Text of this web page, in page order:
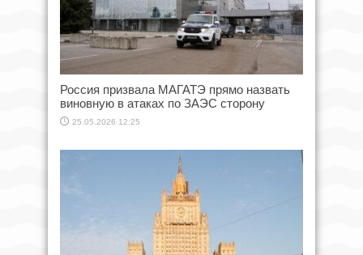
Россия призвала МАГАТЭ прямо назвать
виновную в атаках по ЗАЭС сторону
25.05.2026 12:25